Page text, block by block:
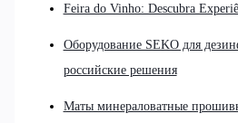
Feira do Vinho: Descubra
Оборудование SEKO для
российские решения
Маты минераловатные